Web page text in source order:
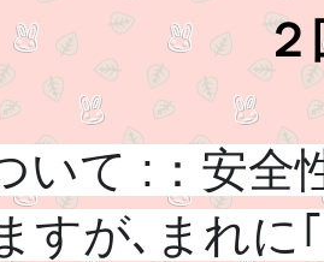
以降（
いて :： 安全
すが､まれに